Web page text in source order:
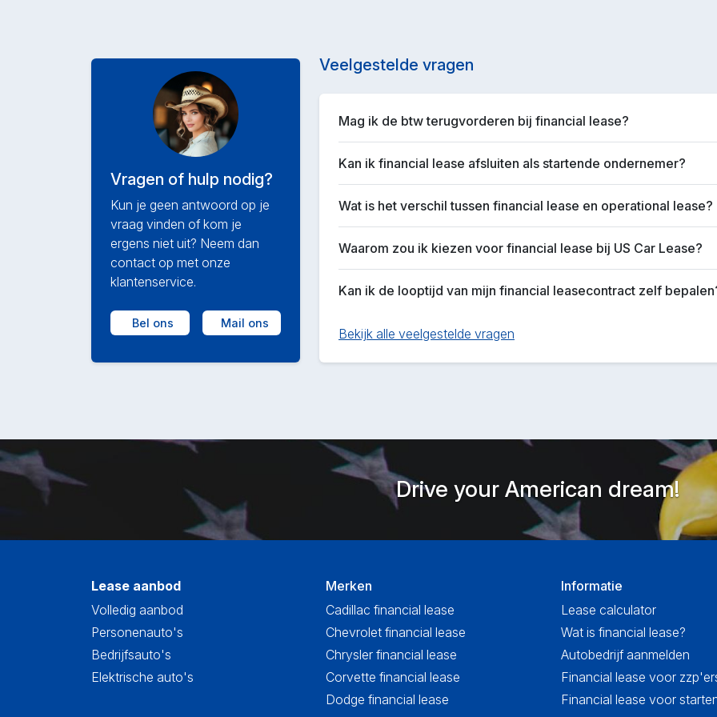
Veelgestelde vragen
Mag ik de btw terugvorderen bij financial lease?
Kan ik financial lease afsluiten als startende ondernemer?
Wat is het verschil tussen financial lease en operational lease?
Waarom zou ik kiezen voor financial lease bij US Car Lease?
Kan ik de looptijd van mijn financial leasecontract zelf
Bekijk alle veelgestelde vragen
Vragen of hulp nodig?
Kun je geen antwoord op je
vraag vinden of kom je
ergens niet uit? Neem dan
contact op met onze
klantenservice.
Bel ons Mail ons
Drive your American dream!
Lease aanbod
Volledig aanbod
Personenauto's
Bedrijfsauto's
Elektrische auto's
Merken
Cadillac financial lease
Chevrolet financial lease
Chrysler financial lease
Corvette financial lease
Dodge financial lease
Informatie
Lease calculator
Wat is financial lease?
Autobedrijf aanmelden
Financial lease voor
Financial lease voor